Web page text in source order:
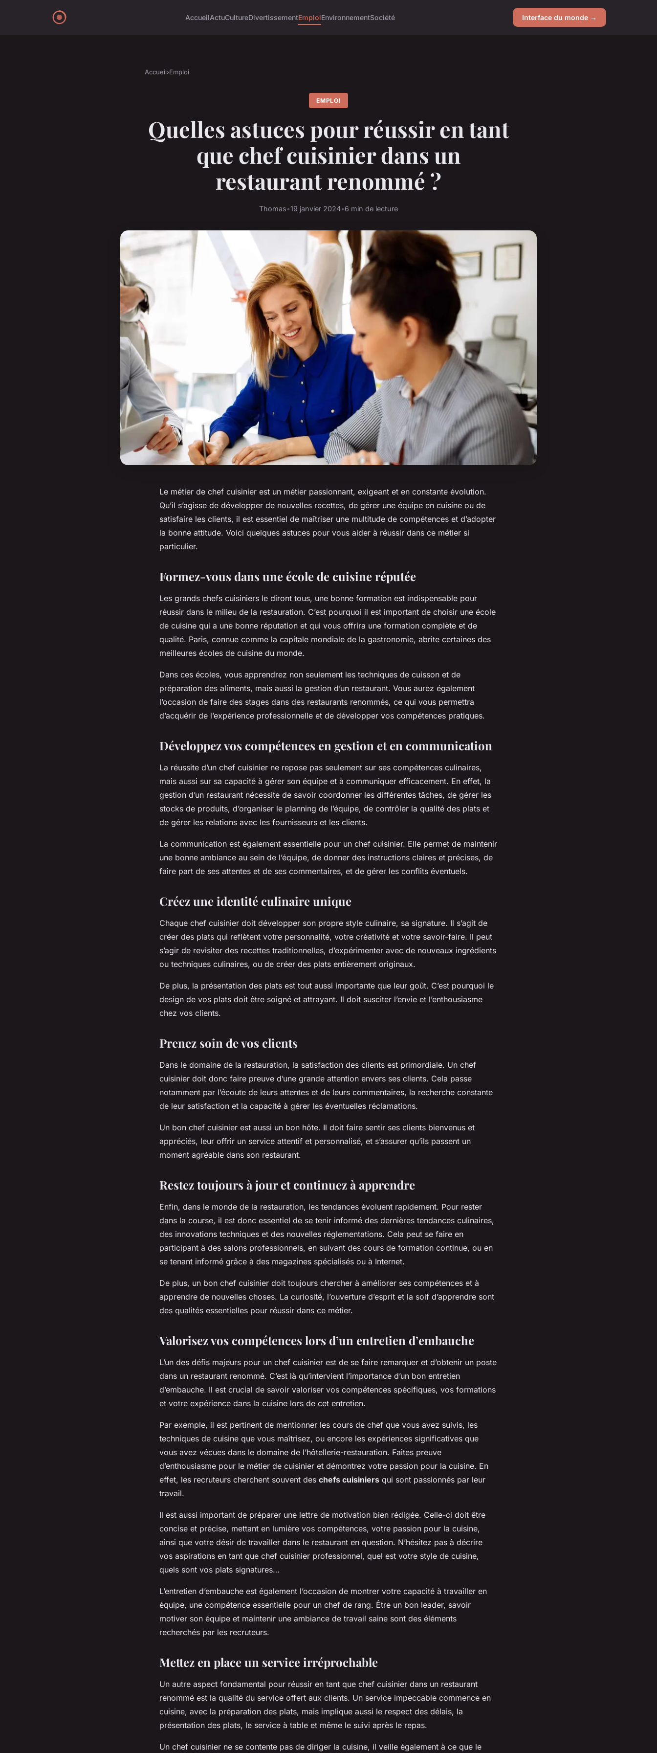
AccueilActuCultureDivertissementEmploiEnvironnementSociété Interface du monde →
Accueil›Emploi
EMPLOI
Quelles astuces pour réussir en tant
que chef cuisinier dans un
restaurant renommé ?
Thomas•19 janvier 2024•6 min de lecture
Le métier de chef cuisinier est un métier passionnant, exigeant et en constante évolution.
Qu’il s’agisse de développer de nouvelles recettes, de gérer une équipe en cuisine ou de
satisfaire les clients, il est essentiel de maîtriser une multitude de compétences et d’adopter
la bonne attitude. Voici quelques astuces pour vous aider à réussir dans ce métier si
particulier.
Formez-vous dans une école de cuisine réputée
Les grands chefs cuisiniers le diront tous, une bonne formation est indispensable pour
réussir dans le milieu de la restauration. C’est pourquoi il est important de choisir une école
de cuisine qui a une bonne réputation et qui vous offrira une formation complète et de
qualité. Paris, connue comme la capitale mondiale de la gastronomie, abrite certaines des
meilleures écoles de cuisine du monde.
Dans ces écoles, vous apprendrez non seulement les techniques de cuisson et de
préparation des aliments, mais aussi la gestion d’un restaurant. Vous aurez également
l’occasion de faire des stages dans des restaurants renommés, ce qui vous permettra
d’acquérir de l’expérience professionnelle et de développer vos compétences pratiques.
Développez vos compétences en gestion et en communication
La réussite d’un chef cuisinier ne repose pas seulement sur ses compétences culinaires,
mais aussi sur sa capacité à gérer son équipe et à communiquer efficacement. En effet, la
gestion d’un restaurant nécessite de savoir coordonner les différentes tâches, de gérer les
stocks de produits, d’organiser le planning de l’équipe, de contrôler la qualité des plats et
de gérer les relations avec les fournisseurs et les clients.
La communication est également essentielle pour un chef cuisinier. Elle permet de maintenir
une bonne ambiance au sein de l’équipe, de donner des instructions claires et précises, de
faire part de ses attentes et de ses commentaires, et de gérer les conflits éventuels.
Créez une identité culinaire unique
Chaque chef cuisinier doit développer son propre style culinaire, sa signature. Il s’agit de
créer des plats qui reflètent votre personnalité, votre créativité et votre savoir-faire. Il peut
s’agir de revisiter des recettes traditionnelles, d’expérimenter avec de nouveaux ingrédients
ou techniques culinaires, ou de créer des plats entièrement originaux.
De plus, la présentation des plats est tout aussi importante que leur goût. C’est pourquoi le
design de vos plats doit être soigné et attrayant. Il doit susciter l’envie et l’enthousiasme
chez vos clients.
Prenez soin de vos clients
Dans le domaine de la restauration, la satisfaction des clients est primordiale. Un chef
cuisinier doit donc faire preuve d’une grande attention envers ses clients. Cela passe
notamment par l’écoute de leurs attentes et de leurs commentaires, la recherche constante
de leur satisfaction et la capacité à gérer les éventuelles réclamations.
Un bon chef cuisinier est aussi un bon hôte. Il doit faire sentir ses clients bienvenus et
appréciés, leur offrir un service attentif et personnalisé, et s’assurer qu’ils passent un
moment agréable dans son restaurant.
Restez toujours à jour et continuez à apprendre
Enfin, dans le monde de la restauration, les tendances évoluent rapidement. Pour rester
dans la course, il est donc essentiel de se tenir informé des dernières tendances culinaires,
des innovations techniques et des nouvelles réglementations. Cela peut se faire en
participant à des salons professionnels, en suivant des cours de formation continue, ou en
se tenant informé grâce à des magazines spécialisés ou à Internet.
De plus, un bon chef cuisinier doit toujours chercher à améliorer ses compétences et à
apprendre de nouvelles choses. La curiosité, l’ouverture d’esprit et la soif d’apprendre sont
des qualités essentielles pour réussir dans ce métier.
Valorisez vos compétences lors d’un entretien d’embauche
L’un des défis majeurs pour un chef cuisinier est de se faire remarquer et d’obtenir un poste
dans un restaurant renommé. C’est là qu’intervient l’importance d’un bon entretien
d’embauche. Il est crucial de savoir valoriser vos compétences spécifiques, vos formations
et votre expérience dans la cuisine lors de cet entretien.
Par exemple, il est pertinent de mentionner les cours de chef que vous avez suivis, les
techniques de cuisine que vous maîtrisez, ou encore les expériences significatives que
vous avez vécues dans le domaine de l’hôtellerie-restauration. Faites preuve
d’enthousiasme pour le métier de cuisinier et démontrez votre passion pour la cuisine. En
effet, les recruteurs cherchent souvent des chefs cuisiniers qui sont passionnés par leur
travail.
Il est aussi important de préparer une lettre de motivation bien rédigée. Celle-ci doit être
concise et précise, mettant en lumière vos compétences, votre passion pour la cuisine,
ainsi que votre désir de travailler dans le restaurant en question. N’hésitez pas à décrire
vos aspirations en tant que chef cuisinier professionnel, quel est votre style de cuisine,
quels sont vos plats signatures…
L’entretien d’embauche est également l’occasion de montrer votre capacité à travailler en
équipe, une compétence essentielle pour un chef de rang. Être un bon leader, savoir
motiver son équipe et maintenir une ambiance de travail saine sont des éléments
recherchés par les recruteurs.
Mettez en place un service irréprochable
Un autre aspect fondamental pour réussir en tant que chef cuisinier dans un restaurant
renommé est la qualité du service offert aux clients. Un service impeccable commence en
cuisine, avec la préparation des plats, mais implique aussi le respect des délais, la
présentation des plats, le service à table et même le suivi après le repas.
Un chef cuisinier ne se contente pas de diriger la cuisine, il veille également à ce que le